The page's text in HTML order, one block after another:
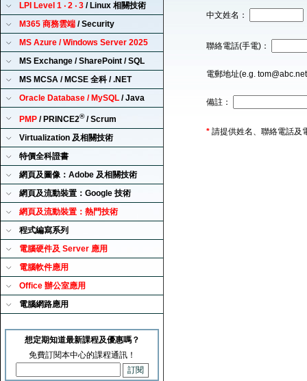
LPI Level 1 ‧ 2 ‧ 3 / Linux 相關技術
M365 商務雲端 / Security
MS Azure / Windows Server 2025
MS Exchange / SharePoint / SQL
MS MCSA / MCSE 全科 / .NET
Oracle Database / MySQL / Java
PMP / PRINCE2®/ Scrum
Virtualization 及相關技術
特價全科證書
網頁及圖像：Adobe 及相關技術
網頁及流動裝置：Google 技術
網頁及流動裝置：熱門技術
程式編寫系列
電腦硬件及 Server 應用
電腦軟件應用
Office 辦公室應用
電腦網路應用
想定期知道最新課程及優惠嗎？
免費訂閱本中心的課程通訊！
中文姓名：
聯絡電話(手電)：
電郵地址(e.g.
備註：
* 請提供姓名、聯絡電話及